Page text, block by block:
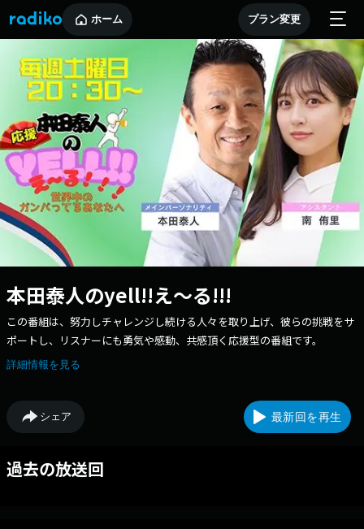
ホーム プラン変更
本田泰人のyell!!え～る!!!
この番組は、努力しチャレンジし続ける人々を取り上げ、彼らの挑戦をサ
ポートし、リスナーにも勇気や感動、共感頂く応援型の番組です。
詳細情報を見る
シェア 最新回を再生
過去の放送回